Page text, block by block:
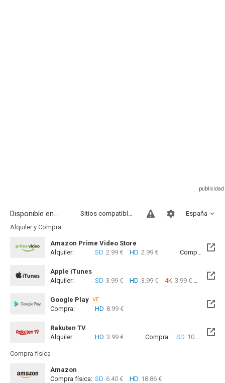
Disponible en... España
Sitios compatibles
Alquiler y Compra
Amazon Prime Video Store
Alquiler:
SD 2.99 € HD 2.99 € Compra: SD
Apple iTunes
Alquiler:
SD 3.99 € HD 3.99 € 4K 3.99 €
Google Play VE
Compra: HD 8.99 €
Rakuten TV
Alquiler:
HD 3.99 € Compra: SD 10.99 € HD
Compra física
Amazon
Compra física: SD 6.40 € HD 18.86 €